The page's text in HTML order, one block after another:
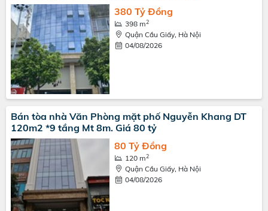
380 Tỷ Đồng
398 m2
Quận Cầu Giấy, Hà Nội
04/08/2026
Bán tòa nhà Văn Phòng mặt phố Nguyễn Khang DT
120m2 *9 tầng Mt 8m. Giá 80 tỷ
80 Tỷ Đồng
120 m2
Quận Cầu Giấy, Hà Nội
04/08/2026